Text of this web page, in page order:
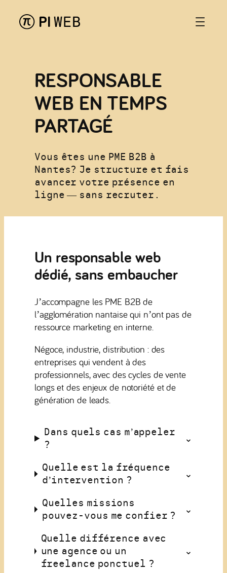
RESPONSABLE
WEB EN TEMPS
PARTAGÉ
Vous êtes une PME B2B à
Nantes? Je structure et fais
avancer votre présence en
ligne — sans recruter.
Un responsable web
dédié, sans embaucher
J’accompagne les PME B2B de
l’agglomération nantaise qui n’ont pas de
ressource marketing en interne.
Négoce, industrie, distribution : des
entreprises qui vendent à des
professionnels, avec des cycles de vente
longs et des enjeux de notoriété et de
génération de leads.
Dans quels cas m’appeler
?
Quelle est la fréquence
d’intervention ?
Quelles missions
pouvez-vous me confier ?
Quelle différence avec
une agence ou un
freelance ponctuel ?